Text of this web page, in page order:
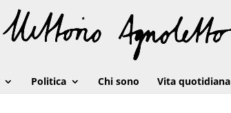
Politica Chi sono Vita quotidiana